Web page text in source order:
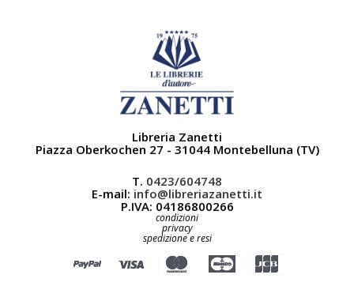
Libreria Zanetti
Piazza Oberkochen 27 - 31044 Montebelluna (TV)
T. 0423/604748
E-mail: info@libreriazanetti.it
P.IVA: 04186800266
condizioni
privacy
spedizione e resi